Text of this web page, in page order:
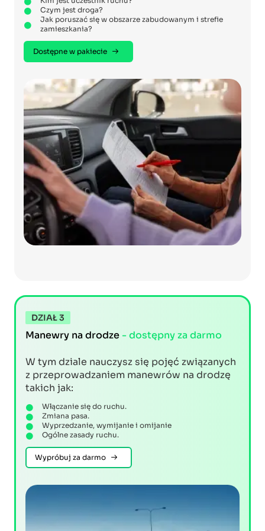
Czym jest droga?
Jak poruszać się w obszarze zabudowanym i strefie
zamieszkania?
Dostępne w pakiecie
DZIAŁ 3
Manewry na drodze - dostępny za darmo
W tym dziale nauczysz się pojęć związanych
z przeprowadzaniem manewrów na drodzę
takich jak:
Włączanie się do ruchu.
Zmiana pasa.
Wyprzedzanie, wymijanie i omijanie
Ogólne zasady ruchu.
Wypróbuj za darmo